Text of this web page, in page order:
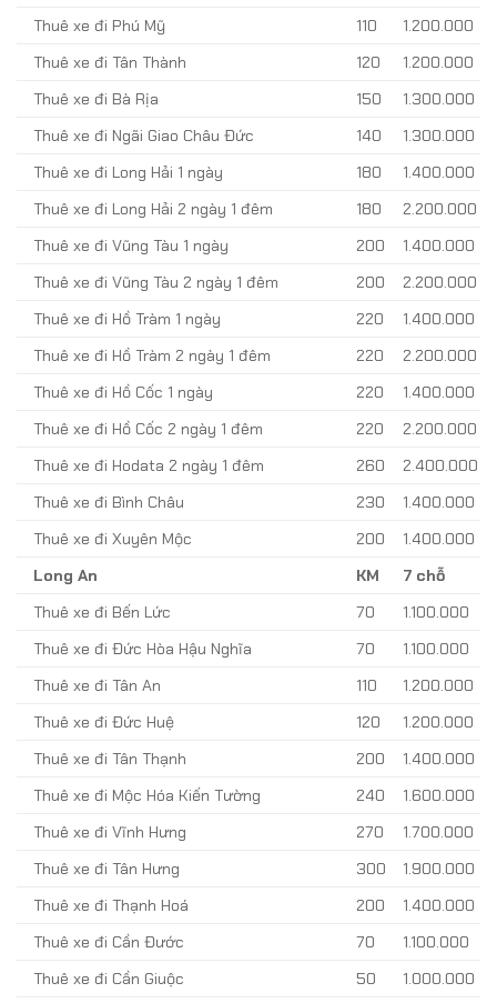
Thuê xe đi Phú Mỹ
110
1.200.000
Thuê xe đi Tân Thành
120
1.200.000
Thuê xe đi Bà Rịa
150
1.300.000
Thuê xe đi Ngãi Giao Châu Đức
140
1.300.000
Thuê xe đi Long Hải 1 ngày
180
1.400.000
Thuê xe đi Long Hải 2 ngày 1 đêm
180
2.200.000
Thuê xe đi Vũng Tàu 1 ngày
200
1.400.000
Thuê xe đi Vũng Tàu 2 ngày 1 đêm
200
2.200.000
Thuê xe đi Hồ Tràm 1 ngày
220
1.400.000
Thuê xe đi Hồ Tràm 2 ngày 1 đêm
220
2.200.000
Thuê xe đi Hồ Cốc 1 ngày
220
1.400.000
Thuê xe đi Hồ Cốc 2 ngày 1 đêm
220
2.200.000
Thuê xe đi Hodata 2 ngày 1 đêm
260
2.400.000
Thuê xe đi Bình Châu
230
1.400.000
Thuê xe đi Xuyên Mộc
200
1.400.000
Long An
KM
7 chỗ
Thuê xe đi Bến Lức
70
1.100.000
Thuê xe đi Đức Hòa Hậu Nghĩa
70
1.100.000
Thuê xe đi Tân An
110
1.200.000
Thuê xe đi Đức Huệ
120
1.200.000
Thuê xe đi Tân Thạnh
200
1.400.000
Thuê xe đi Mộc Hóa Kiến Tường
240
1.600.000
Thuê xe đi Vĩnh Hưng
270
1.700.000
Thuê xe đi Tân Hưng
300
1.900.000
Thuê xe đi Thạnh Hoá
200
1.400.000
Thuê xe đi Cần Đước
70
1.100.000
Thuê xe đi Cần Giuộc
50
1.000.000